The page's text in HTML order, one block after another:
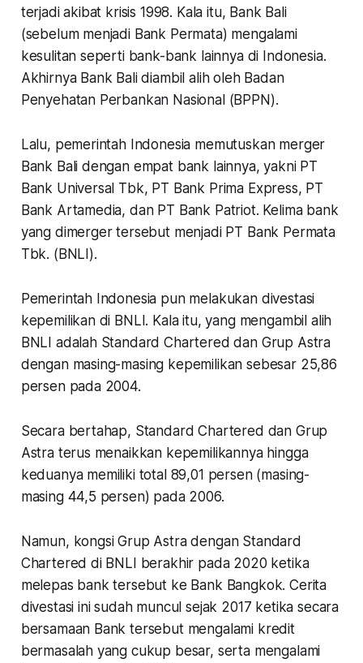
terjadi akibat krisis 1998. Kala itu, Bank Bali
(sebelum menjadi Bank Permata) mengalami
kesulitan seperti bank-bank lainnya di Indonesia.
Akhirnya Bank Bali diambil alih oleh Badan
Penyehatan Perbankan Nasional (BPPN).
Lalu, pemerintah Indonesia memutuskan merger
Bank Bali dengan empat bank lainnya, yakni PT
Bank Universal Tbk, PT Bank Prima Express, PT
Bank Artamedia, dan PT Bank Patriot. Kelima bank
yang dimerger tersebut menjadi PT Bank Permata
Tbk. (BNLI).
Pemerintah Indonesia pun melakukan divestasi
kepemilikan di BNLI. Kala itu, yang mengambil alih
BNLI adalah Standard Chartered dan Grup Astra
dengan masing-masing kepemilikan sebesar 25,86
persen pada 2004.
Secara bertahap, Standard Chartered dan Grup
Astra terus menaikkan kepemilikannya hingga
keduanya memiliki total 89,01 persen (masing-
masing 44,5 persen) pada 2006.
Namun, kongsi Grup Astra dengan Standard
Chartered di BNLI berakhir pada 2020 ketika
melepas bank tersebut ke Bank Bangkok. Cerita
divestasi ini sudah muncul sejak 2017 ketika secara
bersamaan Bank tersebut mengalami kredit
bermasalah yang cukup besar, serta mengalami